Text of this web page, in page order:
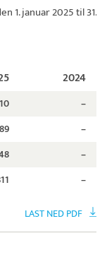
1. januar 2025 til 31.
2024
–
–
–
–
LAST NED PDF